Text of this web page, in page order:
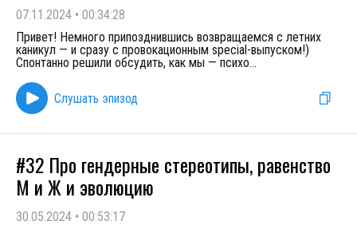
07.11.2024 • 00:34:28
Привет! Немного припозднившись возвращаемся с летних
каникул — и сразу с провокационным special-выпуском!)
Спонтанно решили обсудить, как мы — психо...
Слушать эпизод
#32 Про гендерные стереотипы, равенство
М и Ж и эволюцию
30.05.2024 • 00:53:17